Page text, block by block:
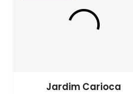
Jardim Carioca